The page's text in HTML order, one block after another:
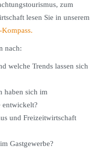
zum
lesen Sie in unserem
nach:
welche Trends lassen sich
haben sich im
entwickelt?
und Freizeitwirtschaft
Gastgewerbe?